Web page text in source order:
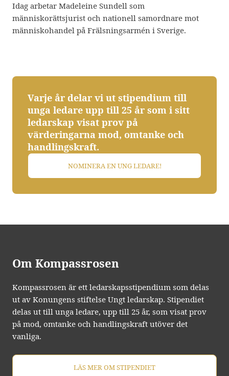
Idag arbetar Madeleine Sundell som
människorättsjurist och nationell samordnare mot
människohandel på Frälsningsarmén i Sverige.
Varje år delar vi ut stipendium till
unga ledare upp till 25 år som i sitt
ledarskap visat prov på
värderingarna mod, omtanke och
handlingskraft.
NOMINERA EN UNG LEDARE!
Om Kompassrosen
Kompassrosen är ett ledarskapsstipendium som delas
ut av Konungens stiftelse Ungt ledarskap. Stipendiet
delas ut till unga ledare, upp till 25 år, som visat prov
på mod, omtanke och handlingskraft utöver det
vanliga.
LÄS MER OM STIPENDIET